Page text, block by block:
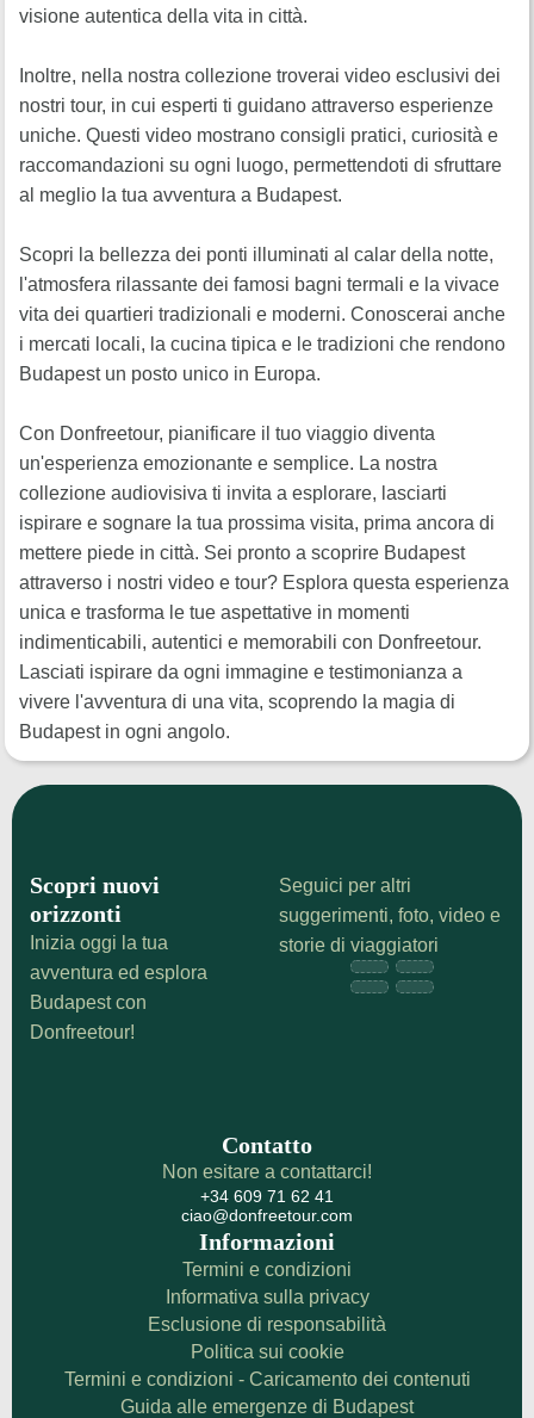
visione autentica della vita in città.
Inoltre, nella nostra collezione troverai video esclusivi dei
nostri tour, in cui esperti ti guidano attraverso esperienze
uniche. Questi video mostrano consigli pratici, curiosità e
raccomandazioni su ogni luogo, permettendoti di sfruttare
al meglio la tua avventura a Budapest.
Scopri la bellezza dei ponti illuminati al calar della notte,
l'atmosfera rilassante dei famosi bagni termali e la vivace
vita dei quartieri tradizionali e moderni. Conoscerai anche
i mercati locali, la cucina tipica e le tradizioni che rendono
Budapest un posto unico in Europa.
Con Donfreetour, pianificare il tuo viaggio diventa
un'esperienza emozionante e semplice. La nostra
collezione audiovisiva ti invita a esplorare, lasciarti
ispirare e sognare la tua prossima visita, prima ancora di
mettere piede in città. Sei pronto a scoprire Budapest
attraverso i nostri video e tour? Esplora questa esperienza
unica e trasforma le tue aspettative in momenti
indimenticabili, autentici e memorabili con Donfreetour.
Lasciati ispirare da ogni immagine e testimonianza a
vivere l'avventura di una vita, scoprendo la magia di
Budapest in ogni angolo.
Scopri nuovi
orizzonti
Inizia oggi la tua
avventura ed esplora
Budapest con
Donfreetour!
Seguici per altri
suggerimenti, foto, video e
storie di viaggiatori
Contatto
Non esitare a contattarci!
+34 609 71 62 41
ciao@donfreetour.com
Informazioni
Termini e condizioni
Informativa sulla privacy
Esclusione di responsabilità
Politica sui cookie
Termini e condizioni - Caricamento dei contenuti
Guida alle emergenze di Budapest